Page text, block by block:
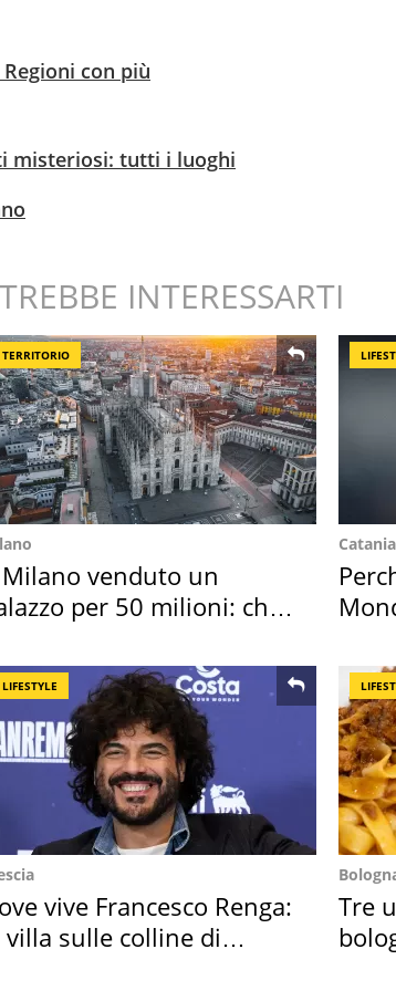
con più
misteriosi: tutti i luoghi
INTERESSARTI
TERRITORIO
venduto un
per 50 milioni: chi
Catania
LIFESTYLE
vive Francesco Renga:
villa sulle colline di
Tre